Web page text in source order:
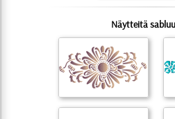
Näytteitä